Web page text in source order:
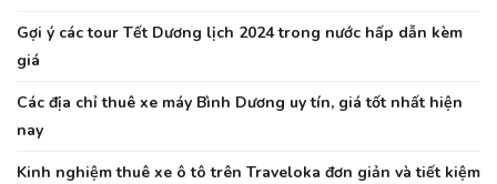
Gợi ý các tour Tết Dương lịch 2024 trong nước hấp dẫn kèm
giá
Các địa chỉ thuê xe máy Bình Dương uy tín, giá tốt nhất hiện
nay
Kinh nghiệm thuê xe ô tô trên Traveloka đơn giản và tiết kiệm